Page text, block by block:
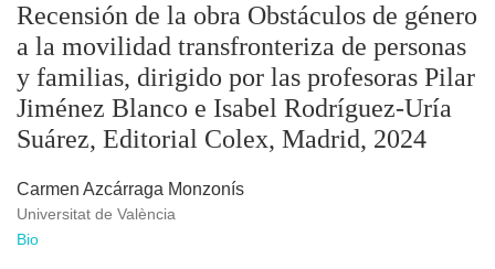
Recensión de la obra Obstáculos de género
a la movilidad transfronteriza de personas
y familias, dirigido por las profesoras Pilar
Jiménez Blanco e Isabel Rodríguez-Uría
Suárez, Editorial Colex, Madrid, 2024
Carmen Azcárraga Monzonís
Universitat de València
Bio